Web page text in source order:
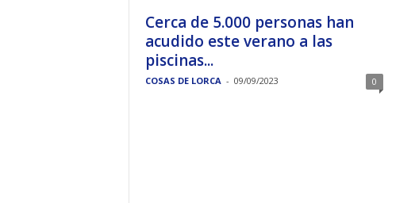
Cerca de 5.000 personas han
acudido este verano a las
piscinas...
COSAS DE LORCA - 09/09/2023 0